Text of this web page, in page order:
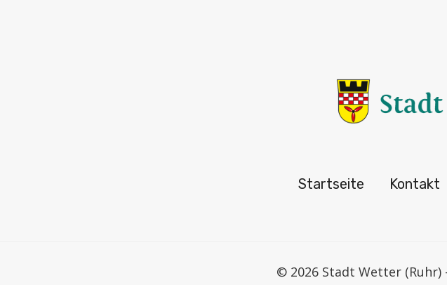
Startseite Kontakt
© 2026 Stadt Wetter (Ruhr)